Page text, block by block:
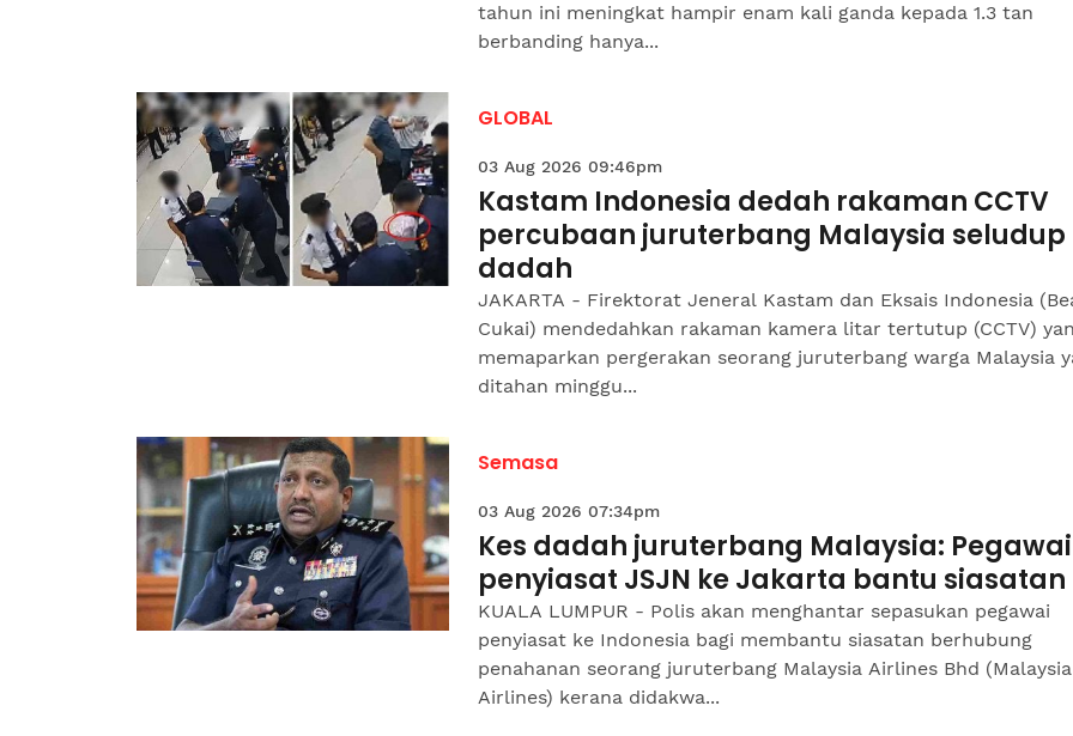
tahun ini meningkat hampir enam kali ganda kepada 1.3 tan
berbanding hanya...
GLOBAL
03 Aug 2026 09:46pm
Kastam Indonesia dedah rakaman CCTV
percubaan juruterbang Malaysia seludup
dadah
JAKARTA - Firektorat Jeneral Kastam dan Eksais Indonesia
Cukai) mendedahkan rakaman kamera litar tertutup (CCTV)
memaparkan pergerakan seorang juruterbang warga Malaysia
ditahan minggu...
Semasa
03 Aug 2026 07:34pm
Kes dadah juruterbang Malaysia: Pegawai
penyiasat JSJN ke Jakarta bantu siasatan
KUALA LUMPUR - Polis akan menghantar sepasukan pegawai
penyiasat ke Indonesia bagi membantu siasatan berhubung
penahanan seorang juruterbang Malaysia Airlines Bhd (Malaysia
Airlines) kerana didakwa...